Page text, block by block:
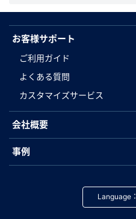
お客様サポート
ご利用ガイド
よくある質問
カスタマイズサービス
会社概要
事例
Language：